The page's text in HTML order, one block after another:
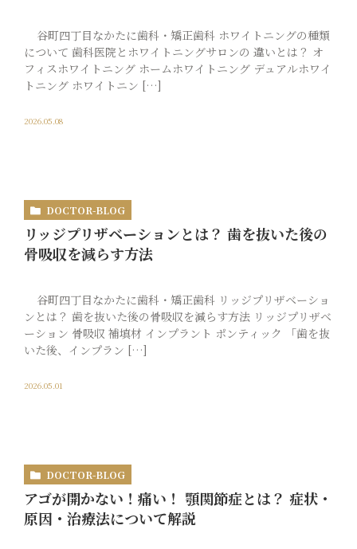
谷町四丁目なかたに歯科・矯正歯科 ホワイトニングの種類
について 歯科医院とホワイトニングサロンの 違いとは？ オ
フィスホワイトニング ホームホワイトニング デュアルホワイ
トニング ホワイトニン […]
2026.05.08
DOCTOR-BLOG
リッジプリザベーションとは？ 歯を抜いた後の
骨吸収を減らす方法
谷町四丁目なかたに歯科・矯正歯科 リッジプリザベーショ
ンとは？ 歯を抜いた後の骨吸収を減らす方法 リッジプリザベ
ーション 骨吸収 補填材 インプラント ポンティック 「歯を抜
いた後、インプラン […]
2026.05.01
DOCTOR-BLOG
アゴが開かない！痛い！ 顎関節症とは？ 症状・
原因・治療法について解説